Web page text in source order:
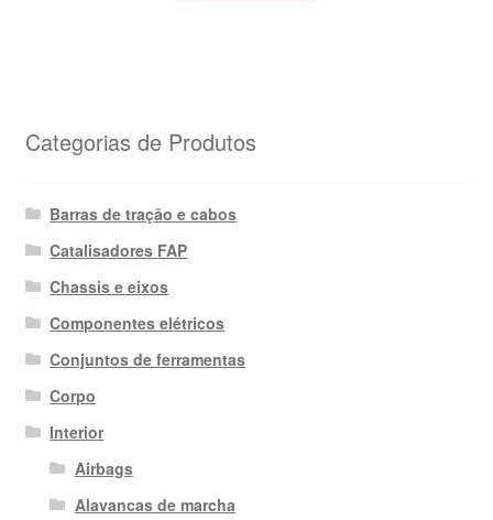
Categorias de Produtos
Barras de tração e cabos
Catalisadores FAP
Chassis e eixos
Componentes elétricos
Conjuntos de ferramentas
Corpo
Interior
Airbags
Alavancas de marcha